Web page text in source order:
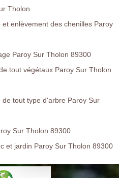
Tholon
enlèvement des chenilles Paroy
Paroy Sur Tholon 89300
tout végétaux Paroy Sur Tholon
tout type d'arbre Paroy Sur
Sur Tholon 89300
et jardin Paroy Sur Tholon 89300